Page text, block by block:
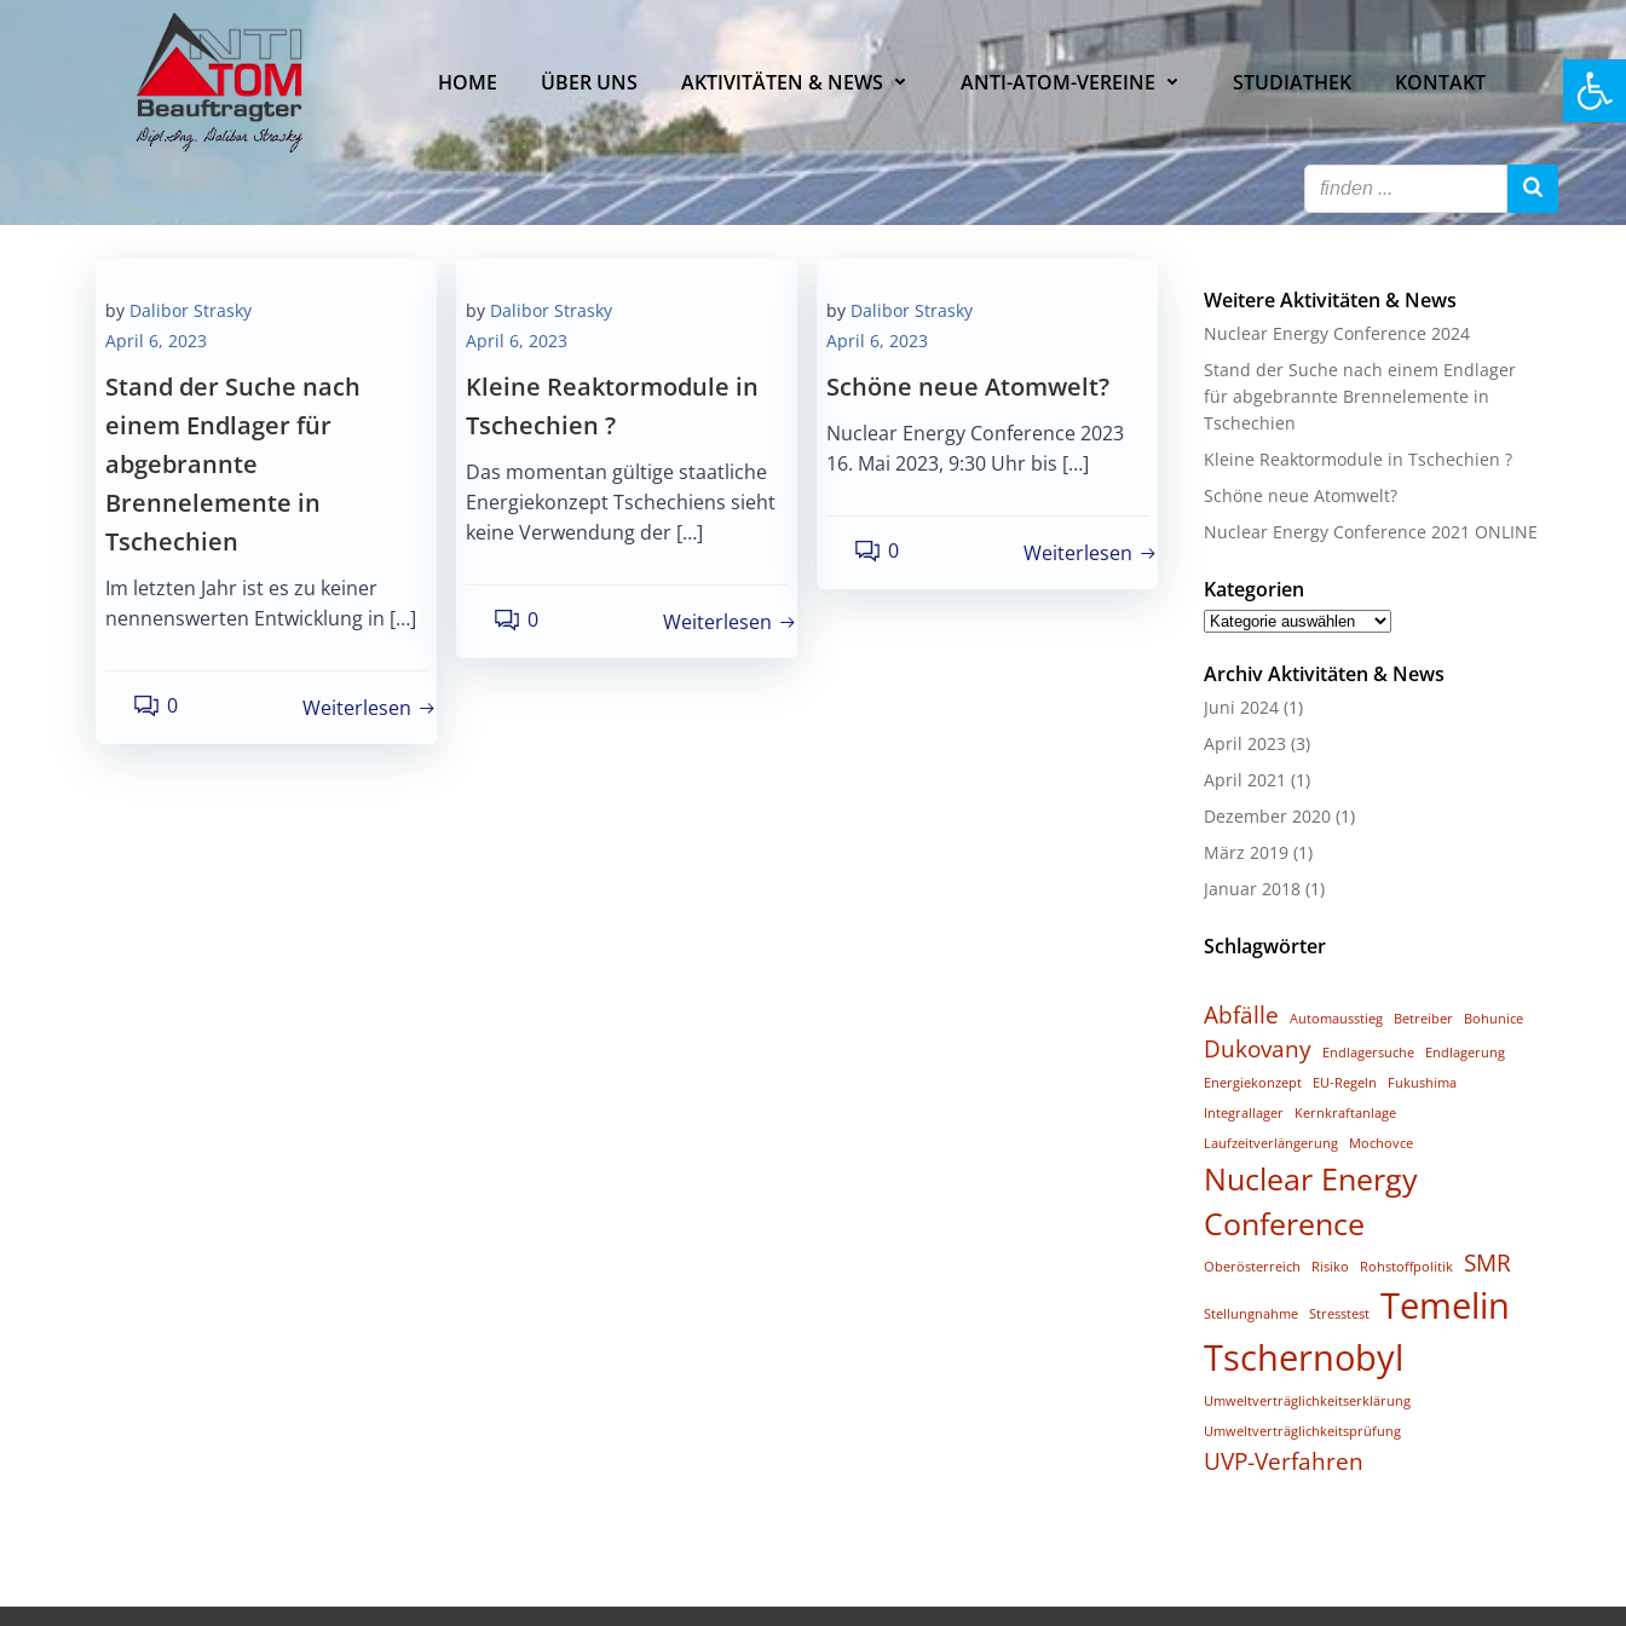
HOME ÜBER UNS AKTIVITÄTEN & NEWS ANTI-ATOM-VEREINE STUDIATHEK KONTAKT
by Dalibor Strasky
April 6, 2023
Stand der Suche nach
einem Endlager für
abgebrannte
Brennelemente in
Tschechien
Im letzten Jahr ist es zu keiner
nennenswerten Entwicklung in […]
0 Weiterlesen
by Dalibor Strasky
April 6, 2023
Kleine Reaktormodule in
Tschechien ?
Das momentan gültige staatliche
Energiekonzept Tschechiens sieht
keine Verwendung der […]
0 Weiterlesen
by Dalibor Strasky
April 6, 2023
Schöne neue Atomwelt?
Nuclear Energy Conference 2023
16. Mai 2023, 9:30 Uhr bis […]
0 Weiterlesen
Weitere Aktivitäten & News
Nuclear Energy Conference 2024
Stand der Suche nach einem Endlager
für abgebrannte Brennelemente in
Tschechien
Kleine Reaktormodule in Tschechien ?
Schöne neue Atomwelt?
Nuclear Energy Conference 2021 ONLINE
Kategorien
Kategorien
Archiv Aktivitäten & News
Juni 2024 (1)
April 2023 (3)
April 2021 (1)
Dezember 2020 (1)
März 2019 (1)
Januar 2018 (1)
Schlagwörter
Abfälle Automausstieg Betreiber Bohunice
Dukovany Endlagersuche
Endlagerung
Energiekonzept
EU-Regeln
Fukushima
Integrallager
Kernkraftanlage
Laufzeitverlängerung
Mochovce
Nuclear Energy
Conference
Oberösterreich Risiko Rohstoffpolitik SMR
Stellungnahme Stresstest
Temelin
Tschernobyl
Umweltverträglichkeitserklärung
Umweltverträglichkeitsprüfung
UVP-Verfahren